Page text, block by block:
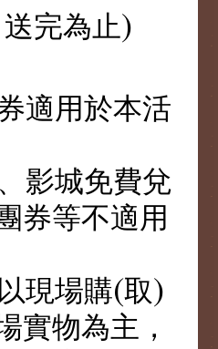
完為止)
適用於本活
影城免費兌
券等不適用
現場購(取)
實物為主，